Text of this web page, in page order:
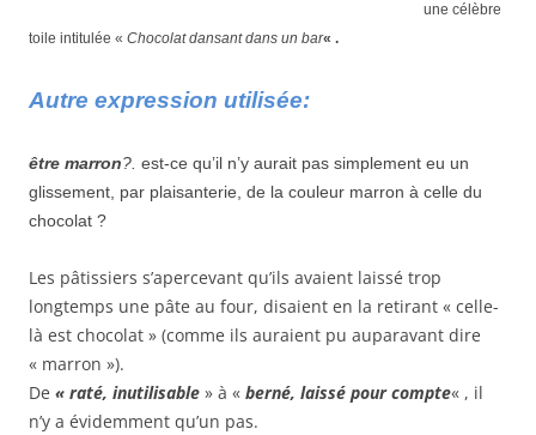
une célèbre
toile intitulée « Chocolat dansant dans un bar« .
Autre expression utilisée:
être marron?. est-ce qu’il n’y aurait pas simplement eu un
glissement, par plaisanterie, de la couleur marron à celle du
chocolat ?
Les pâtissiers s’apercevant qu’ils avaient laissé trop
longtemps une pâte au four, disaient en la retirant « celle-
là est chocolat » (comme ils auraient pu auparavant dire
« marron »).
De « raté, inutilisable » à « berné, laissé pour compte« , il
n’y a évidemment qu’un pas.